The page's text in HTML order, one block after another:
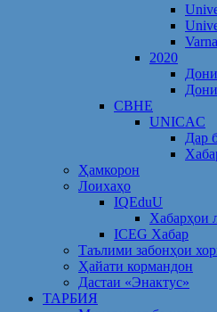
2020
CBHE
UNICAC
Дар
Ҳамкорон
Лоихаҳо
IQEduU
Хабарҳои
ICEG Хабар
Таълими забонҳои
Ҳайати кормандон
Дастаи «Энактус»
ТАРБИЯ